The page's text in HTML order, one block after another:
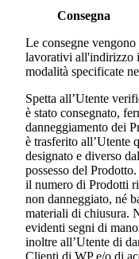
Consegna
Le consegne
lavorativi all'indirizzo
modalità specificate
Spetta all’Utente
è stato consegnato,
danneggiamento dei
è trasferito all’Utente
designato e diverso
possesso del
il numero di Prodotti
non danneggiato, né
materiali di chiusura.
evidenti segni di
inoltre all’Utente di